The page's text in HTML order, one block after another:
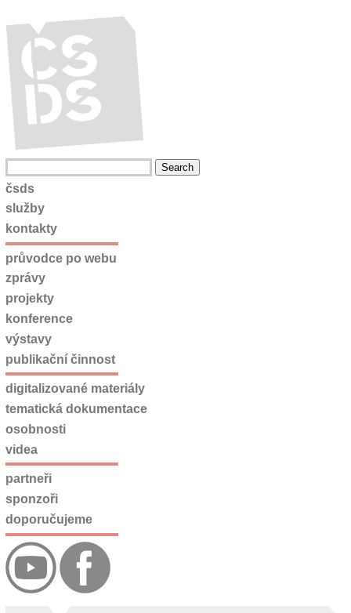
čsds
služby
kontakty
průvodce po webu
zprávy
projekty
konference
výstavy
publikační činnost
digitalizované materiály
tematická dokumentace
osobnosti
videa
partneři
sponzoři
doporučujeme